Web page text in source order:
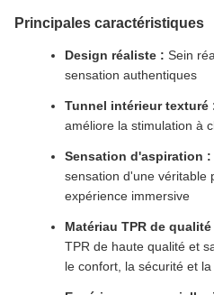
Principales caractéristiques
Design réaliste : Sein
sensation authentiques
Tunnel intérieur texturé
améliore la stimulation à
Sensation d'aspiration :
sensation d'une véritable
expérience immersive
Matériau TPR de
TPR de haute qualité et
le confort, la sécurité et